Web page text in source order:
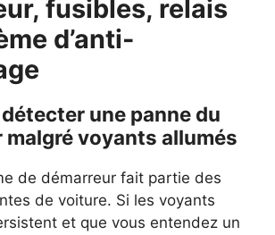
fusibles, relais
d’anti-
une panne du
malgré voyants allumés
de démarreur fait partie des
de voiture. Si les voyants
et que vous entendez un